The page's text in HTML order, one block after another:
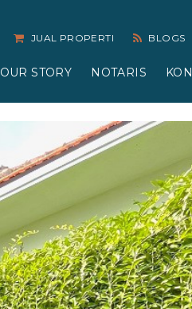
JUAL PROPERTI BLOGS
OUR STORY NOTARIS